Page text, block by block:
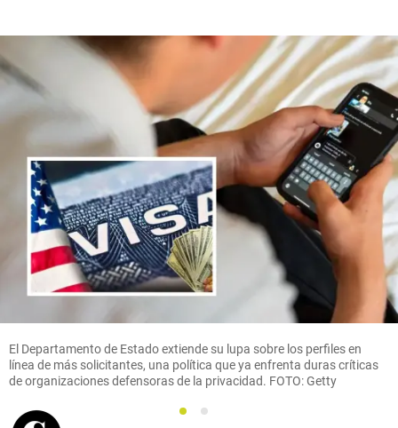
El Departamento de Estado extiende su lupa sobre los perfiles en
línea de más solicitantes, una política que ya enfrenta duras críticas
de organizaciones defensoras de la privacidad. FOTO: Getty
1
2